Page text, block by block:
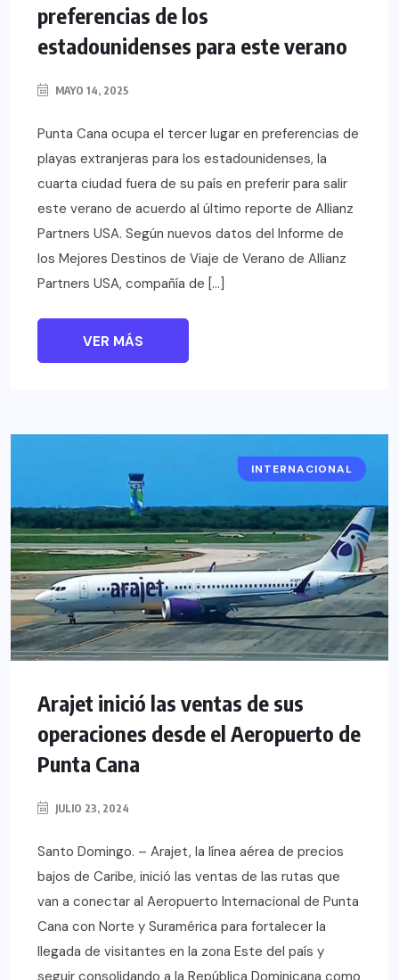
preferencias de los
estadounidenses para este verano
MAYO 14, 2025
Punta Cana ocupa el tercer lugar en preferencias de
playas extranjeras para los estadounidenses, la
cuarta ciudad fuera de su país en preferir para salir
este verano de acuerdo al último reporte de Allianz
Partners USA. Según nuevos datos del Informe de
los Mejores Destinos de Viaje de Verano de Allianz
Partners USA, compañía de […]
VER MÁS
INTERNACIONAL
Arajet inició las ventas de sus
operaciones desde el Aeropuerto de
Punta Cana
JULIO 23, 2024
Santo Domingo. – Arajet, la línea aérea de precios
bajos de Caribe, inició las ventas de las rutas que
van a conectar al Aeropuerto Internacional de Punta
Cana con Norte y Suramérica para fortalecer la
llegada de visitantes en la zona Este del país y